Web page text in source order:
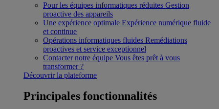
Pour les équipes informatiques réduites Gestion
proactive des appareils
Une expérience optimale Expérience numérique fluide
et continue
Opérations informatiques fluides Remédiations
proactives et service exceptionnel
Contacter notre équipe Vous êtes prêt à vous
transformer ?
Découvrir la plateforme
Principales fonctionnalités